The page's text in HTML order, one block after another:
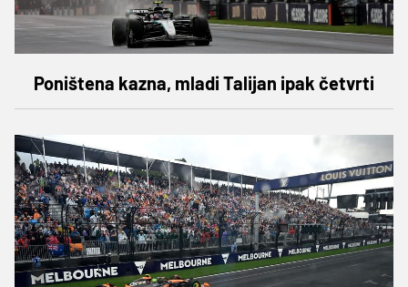
Poništena kazna, mladi Talijan ipak četvrti